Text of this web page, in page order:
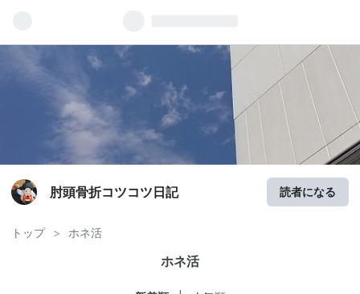
肘頭骨折コツコツ日記 読者になる
トップ > ホネ活
ホネ活